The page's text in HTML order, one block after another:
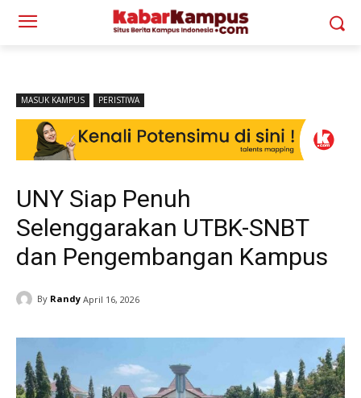
MASUK KAMPUS PERISTIWA
UNY Siap Penuh
Selenggarakan UTBK-SNBT
dan Pengembangan Kampus
By Randy April 16, 2026